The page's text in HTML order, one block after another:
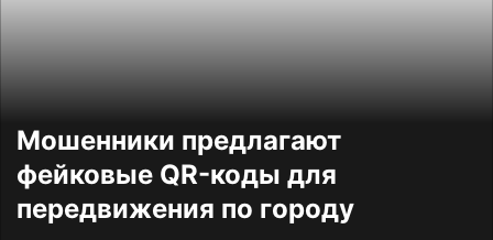
Мошенники предлагают
фейковые QR-коды для
передвижения по городу